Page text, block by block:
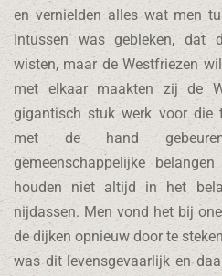
en vernielden alles wat men
Intussen was gebleken, dat
wisten, maar de Westfriezen
met elkaar maakten zij de
gigantisch stuk werk voor die
met de hand
gemeenschappelijke
houden niet altijd in het
nijdassen. Men vond het bij
de dijken opnieuw door te
was dit levensgevaarlijk en